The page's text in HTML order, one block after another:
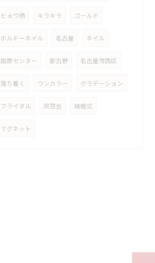
ヒョウ柄 キラキラ ゴールド
ボルドーネイル 名古屋 ネイル
国際センター 那古野 名古屋市西区
落ち着く ワンカラー グラデーション
ブライダル 同窓会 結婚式
マグネット